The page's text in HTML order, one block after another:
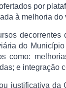
por
à melhoria
do
como:
e integração
justificativa